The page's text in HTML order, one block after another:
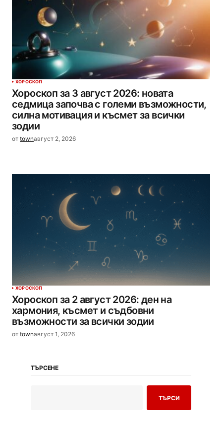
ХОРОСКОП
Хороскоп за 3 август 2026: новата
седмица започва с големи възможности,
силна мотивация и късмет за всички
зодии
от townавгуст 2, 2026
ХОРОСКОП
Хороскоп за 2 август 2026: ден на
хармония, късмет и съдбовни
възможности за всички зодии
от townавгуст 1, 2026
ТЪРСЕНЕ
ТЪРСИ